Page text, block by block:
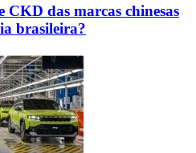
CKD das marcas chinesas
brasileira?